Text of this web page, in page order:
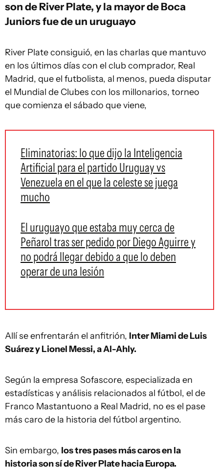
son de River Plate, y la mayor de Boca
Juniors fue de un uruguayo
River Plate consiguió, en las charlas que mantuvo
en los últimos días con el club comprador, Real
Madrid, que el futbolista, al menos, pueda disputar
el Mundial de Clubes con los millonarios, torneo
que comienza el sábado que viene,
Eliminatorias: lo que dijo la Inteligencia
Artificial para el partido Uruguay vs
Venezuela en el que la celeste se juega
mucho
El uruguayo que estaba muy cerca de
Peñarol tras ser pedido por Diego Aguirre y
no podrá llegar debido a que lo deben
operar de una lesión
Allí se enfrentarán el anfitrión, Inter Miami de Luis
Suárez y Lionel Messi, a Al-Ahly.
Según la empresa Sofascore, especializada en
estadísticas y análisis relacionados al fútbol, el de
Franco Mastantuono a Real Madrid, no es el pase
más caro de la historia del fútbol argentino.
Sin embargo, los tres pases más caros en la
historia son sí de River Plate hacia Europa.